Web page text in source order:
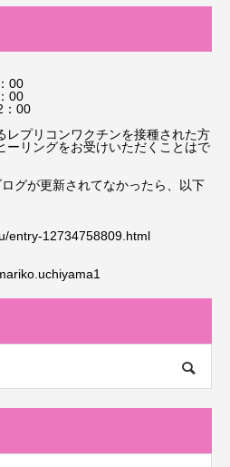
00
00
：00
レプリコンワクチンを接種された方
ーリングをお受けいただくことはで
グが更新されてなかったら、以下
entry-12734758809.html